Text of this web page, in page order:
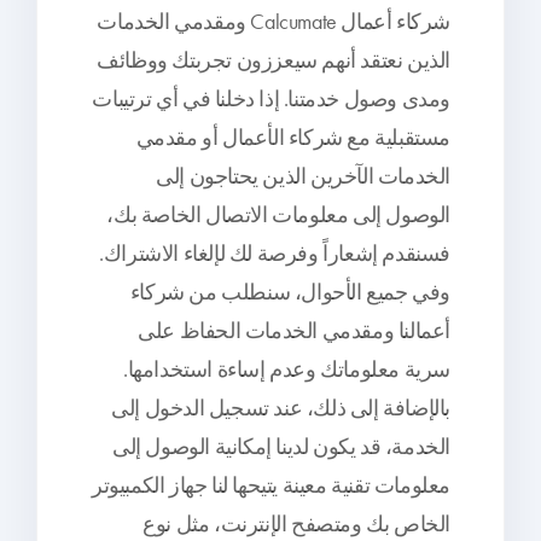
شركاء أعمال Calcumate ومقدمي الخدمات
الذين نعتقد أنهم سيعززون تجربتك ووظائف
ومدى وصول خدمتنا. إذا دخلنا في أي ترتيبات
مستقبلية مع شركاء الأعمال أو مقدمي
الخدمات الآخرين الذين يحتاجون إلى
الوصول إلى معلومات الاتصال الخاصة بك،
فسنقدم إشعاراً وفرصة لك لإلغاء الاشتراك.
وفي جميع الأحوال، سنطلب من شركاء
أعمالنا ومقدمي الخدمات الحفاظ على
سرية معلوماتك وعدم إساءة استخدامها.
بالإضافة إلى ذلك، عند تسجيل الدخول إلى
الخدمة، قد يكون لدينا إمكانية الوصول إلى
معلومات تقنية معينة يتيحها لنا جهاز الكمبيوتر
الخاص بك ومتصفح الإنترنت، مثل نوع